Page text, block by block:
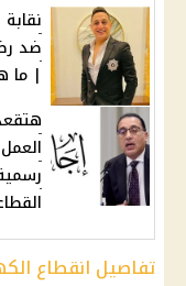
ضد
| ما
تفاصيل انقطاع